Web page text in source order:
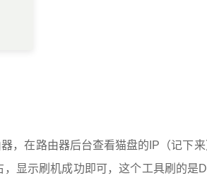
，在路由器后台查看猫盘的IP（记下
显示刷机成功即可，这个工具刷的是